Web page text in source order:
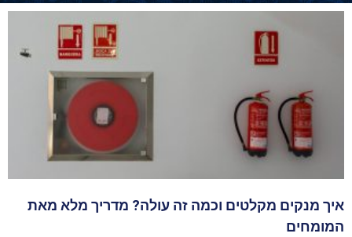
איך מנקים מקלטים וכמה זה עולה? מדריך מלא מאת
המומחים